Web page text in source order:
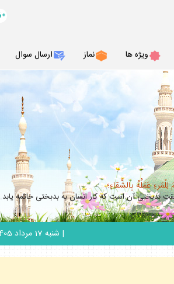
ويژه ها نماز ارسال سوال
عَمَلُهُ بِالشَّقاءِ؛
آن است كه كار انسان به بدبختى خاتمه يابد.
| شنبه 17 مرداد 1405